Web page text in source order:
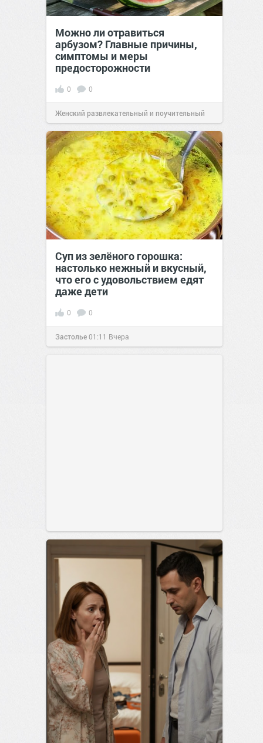
Можно ли отравиться
арбузом? Главные причины,
симптомы и меры
предосторожности
0 0
Женский развлекательный и поучительный
сайт.23:4206 авг 2026
Суп из зелёного горошка:
настолько нежный и вкусный,
что его с удовольствием едят
даже дети
0 0
Застолье01:11 Вчера